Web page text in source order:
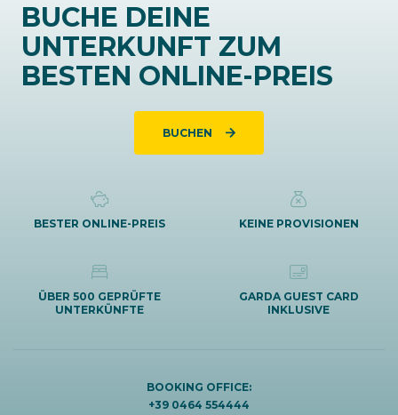
BUCHE DEINE
UNTERKUNFT ZUM
BESTEN ONLINE-PREIS
BUCHEN
BESTER ONLINE-PREIS KEINE PROVISIONEN
ÜBER 500 GEPRÜFTE
UNTERKÜNFTE
GARDA GUEST CARD
INKLUSIVE
BOOKING OFFICE:
+39 0464 554444